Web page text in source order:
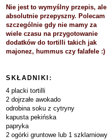
Nie jest to wymyślny przepis, ale
absolutnie przepyszny. Polecam
szczególnie gdy nie mamy za
wiele czasu na przygotowanie
dodatków do tortilli takich jak
majonez, hummus czy falafele :)
SKŁADNIKI:
4 placki tortilli
2 dojrzałe awokado
odrobina soku z cytryny
kapusta pekińska
papryka
2 ogórki gruntowe lub 1 szklarniowy